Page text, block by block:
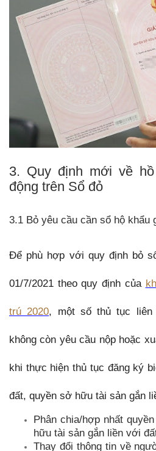
3. Quy định mới về
động trên Sổ đỏ
3.1 Bỏ yêu cầu cần sổ hộ khẩu
Để phù hợp với quy định bỏ
01/7/2021 theo quy định của
trú 2020, một số thủ tục liên
không còn yêu cầu nộp hoặc
khi thực hiện thủ tục đăng ký
đất, quyền sở hữu tài sản gắn
Phân chia/hợp nhất
hữu tài sản gắn liền với
Thay đổi thông tin về